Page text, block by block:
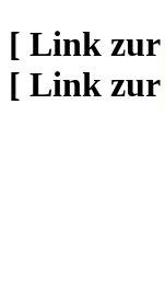
[ Link zur
[ Link zur